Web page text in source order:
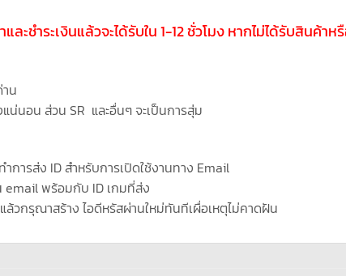
ละชำระเงินแล้วจะได้รับใน 1-12 ชั่วโมง หากไม่ได้รับสิ
น
น่นอน ส่วน SR และอื่นๆ จะเป็นการสุ่ม
ำการส่ง ID สำหรับการเปิดใช้งานทาง Email
email พร้อมกับ ID เกมที่ส่ง
แล้วกรุณาสร้าง ไอดีหรัสผ่านใหม่ทันทีเผื่อเหตุไม่คาดฝัน